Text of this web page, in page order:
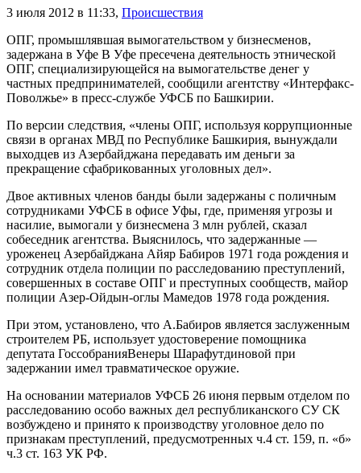
3 июля 2012 в 11:33, Происшествия
ОПГ, промышлявшая вымогательством у бизнесменов,
задержана в Уфе В Уфе пресечена деятельность этнической
ОПГ, специализирующейся на вымогательстве денег у
частных предпринимателей, сообщили агентству «Интерфакс-
Поволжье» в пресс-службе УФСБ по Башкирии.
По версии следствия, «члены ОПГ, используя коррупционные
связи в органах МВД по Республике Башкирия, вынуждали
выходцев из Азербайджана передавать им деньги за
прекращение сфабрикованных уголовных дел».
Двое активных членов банды были задержаны с поличным
сотрудниками УФСБ в офисе Уфы, где, применяя угрозы и
насилие, вымогали у бизнесмена 3 млн рублей, сказал
собеседник агентства. Выяснилось, что задержанные —
уроженец Азербайджана Айяр Бабиров 1971 года рождения и
сотрудник отдела полиции по расследованию преступлений,
совершенных в составе ОПГ и преступных сообществ, майор
полиции Азер-Ойдын-оглы Мамедов 1978 года рождения.
При этом, установлено, что А.Бабиров является заслуженным
строителем РБ, использует удостоверение помощника
депутата ГоссобранияВенеры Шарафутдиновой при
задержании имел травматическое оружие.
На основании материалов УФСБ 26 июня первым отделом по
расследованию особо важных дел республиканского СУ СК
возбуждено и принято к производству уголовное дело по
признакам преступлений, предусмотренных ч.4 ст. 159, п. «б»
ч.3 ст. 163 УК РФ.